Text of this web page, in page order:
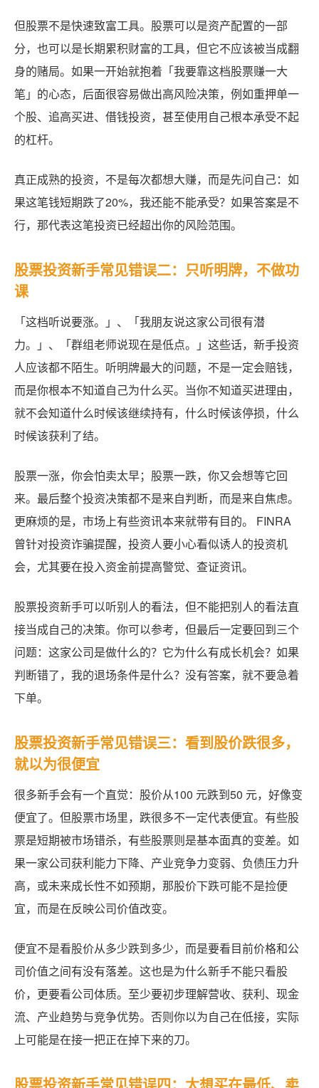
但股票不是快速致富工具。股票可以是资产配置的一部
分，也可以是长期累积财富的工具，但它不应该被当成翻
身的赌局。如果一开始就抱着「我要靠这档股票赚一大
笔」的心态，后面很容易做出高风险决策，例如重押单一
个股、追高买进、借钱投资，甚至使用自己根本承受不起
的杠杆。
真正成熟的投资，不是每次都想大赚，而是先问自己：如
果这笔钱短期跌了20%，我还能不能承受？如果答案是不
行，那代表这笔投资已经超出你的风险范围。
股票投资新手常见错误二：只听明牌，不做功
课
「这档听说要涨。」、「我朋友说这家公司很有潜
力。」、「群组老师说现在是低点。」这些话，新手投资
人应该都不陌生。听明牌最大的问题，不是一定会赔钱，
而是你根本不知道自己为什么买。当你不知道买进理由，
就不会知道什么时候该继续持有，什么时候该停损，什么
时候该获利了结。
股票一涨，你会怕卖太早；股票一跌，你又会想等它回
来。最后整个投资决策都不是来自判断，而是来自焦虑。
更麻烦的是，市场上有些资讯本来就带有目的。 FINRA
曾针对投资诈骗提醒，投资人要小心看似诱人的投资机
会，尤其要在投入资金前提高警觉、查证资讯。
股票投资新手可以听别人的看法，但不能把别人的看法直
接当成自己的决策。你可以参考，但最后一定要回到三个
问题：这家公司是做什么的？它为什么有成长机会？如果
判断错了，我的退场条件是什么？没有答案，就不要急着
下单。
股票投资新手常见错误三：看到股价跌很多，
就以为很便宜
很多新手会有一个直觉：股价从100 元跌到50 元，好像变
便宜了。但股票市场里，跌很多不一定代表便宜。有些股
票是短期被市场错杀，有些股票则是基本面真的变差。如
果一家公司获利能力下降、产业竞争力变弱、负债压力升
高，或未来成长性不如预期，那股价下跌可能不是捡便
宜，而是在反映公司价值改变。
便宜不是看股价从多少跌到多少，而是要看目前价格和公
司价值之间有没有落差。这也是为什么新手不能只看股
价，更要看公司体质。至少要初步理解营收、获利、现金
流、产业趋势与竞争优势。否则你以为自己在低接，实际
上可能是在接一把正在掉下来的刀。